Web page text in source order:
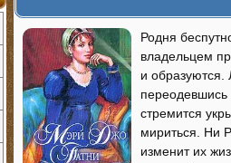
Родня
владельцем
и
стремится
мириться. Ни
изменит их